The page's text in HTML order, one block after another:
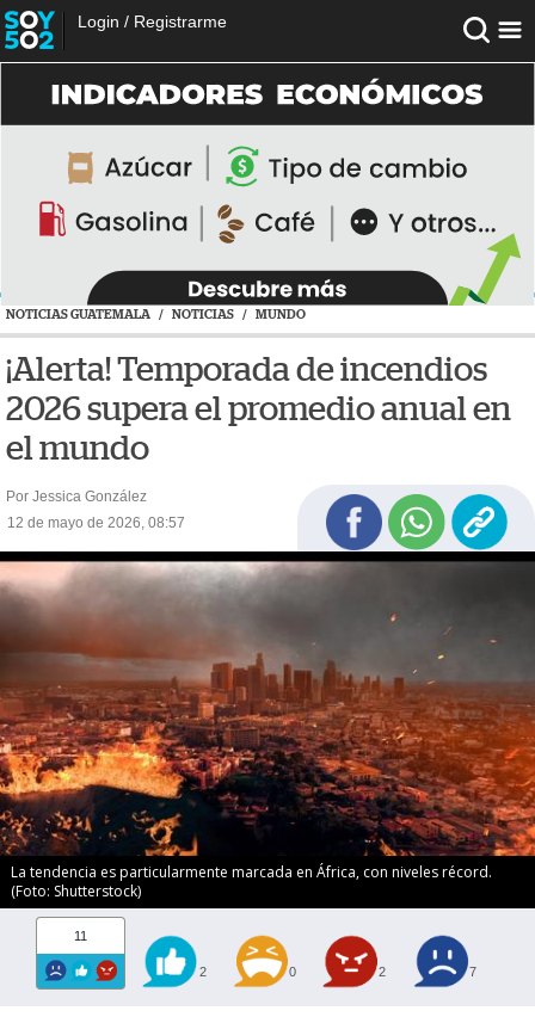
Login / Registrarme
NOTICIAS GUATEMALA / NOTICIAS / MUNDO
¡Alerta! Temporada de incendios
2026 supera el promedio anual en
el mundo
Por Jessica González
12 de mayo de 2026, 08:57
La tendencia es particularmente marcada en África, con niveles récord.
(Foto: Shutterstock)
11
2 0 2 7